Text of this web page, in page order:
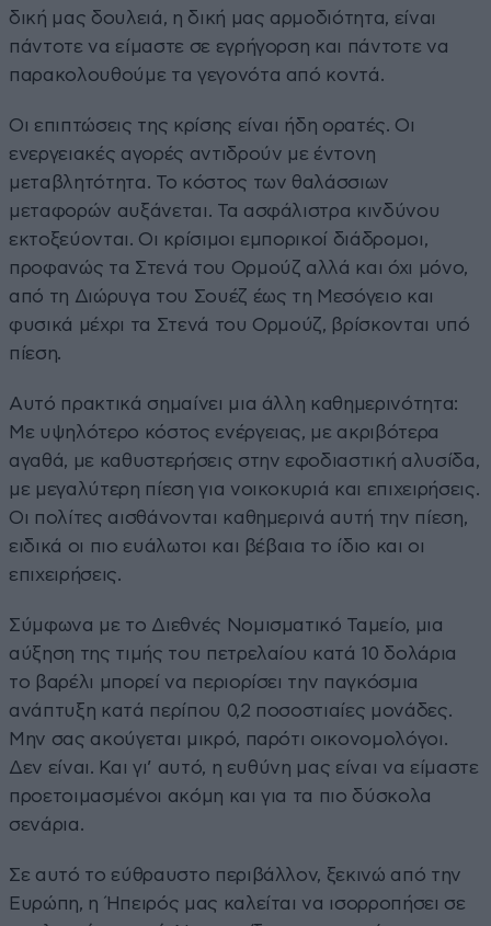
δική μας δουλειά, η δική μας αρμοδιότητα, είναι
πάντοτε να είμαστε σε εγρήγορση και πάντοτε να
παρακολουθούμε τα γεγονότα από κοντά.
Οι επιπτώσεις της κρίσης είναι ήδη ορατές. Οι
ενεργειακές αγορές αντιδρούν με έντονη
μεταβλητότητα. Το κόστος των θαλάσσιων
μεταφορών αυξάνεται. Τα ασφάλιστρα κινδύνου
εκτοξεύονται. Οι κρίσιμοι εμπορικοί διάδρομοι,
προφανώς τα Στενά του Ορμούζ αλλά και όχι μόνο,
από τη Διώρυγα του Σουέζ έως τη Μεσόγειο και
φυσικά μέχρι τα Στενά του Ορμούζ, βρίσκονται υπό
πίεση.
Αυτό πρακτικά σημαίνει μια άλλη καθημερινότητα:
Με υψηλότερο κόστος ενέργειας, με ακριβότερα
αγαθά, με καθυστερήσεις στην εφοδιαστική αλυσίδα,
με μεγαλύτερη πίεση για νοικοκυριά και επιχειρήσεις.
Οι πολίτες αισθάνονται καθημερινά αυτή την πίεση,
ειδικά οι πιο ευάλωτοι και βέβαια το ίδιο και οι
επιχειρήσεις.
Σύμφωνα με το Διεθνές Νομισματικό Ταμείο, μια
αύξηση της τιμής του πετρελαίου κατά 10 δολάρια
το βαρέλι μπορεί να περιορίσει την παγκόσμια
ανάπτυξη κατά περίπου 0,2 ποσοστιαίες μονάδες.
Μην σας ακούγεται μικρό, παρότι οικονομολόγοι.
Δεν είναι. Και γι’ αυτό, η ευθύνη μας είναι να είμαστε
προετοιμασμένοι ακόμη και για τα πιο δύσκολα
σενάρια.
Σε αυτό το εύθραυστο περιβάλλον, ξεκινώ από την
Ευρώπη, η Ήπειρός μας καλείται να ισορροπήσει σε